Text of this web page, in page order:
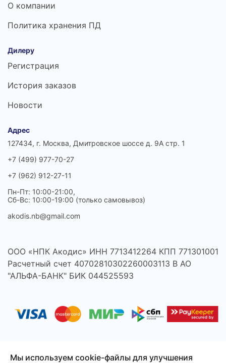
О компании
Политика хранения ПД
Дилеру
Регистрация
История заказов
Новости
Адрес
127434, г. Москва, Дмитровское шоссе д. 9А стр. 1
+7 (499) 977-70-27
+7 (962) 912-27-11
Пн-Пт: 10:00-21:00,
Сб-Вс: 10:00-19:00 (только самовывоз)
akodis.nb@gmail.com
ООО «НПК Акодис» ИНН 7713412264 КПП 771301001
Расчетный счет 40702810302260003113 В АО
"АЛЬФА-БАНК" БИК 044525593
Мы используем cookie-файлы для улучшения